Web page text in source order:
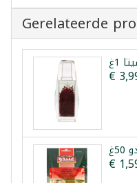
Gerelateerde
1غ
€
€